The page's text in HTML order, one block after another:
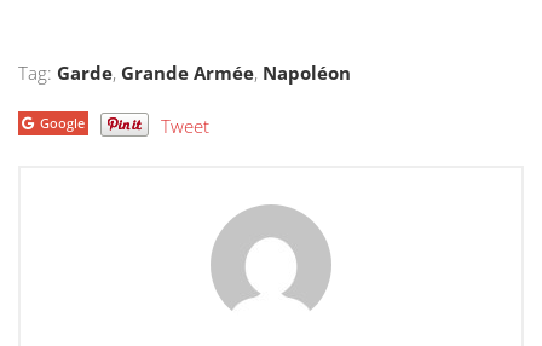
Tag: Garde, Grande Armée, Napoléon
Google Tweet